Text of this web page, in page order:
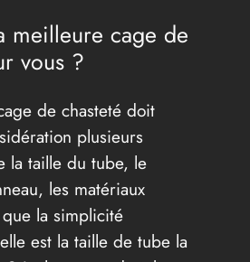
meilleure cage de
vous ?
de chasteté doit
plusieurs
la taille du tube, le
les matériaux
la simplicité
est la taille de tube la